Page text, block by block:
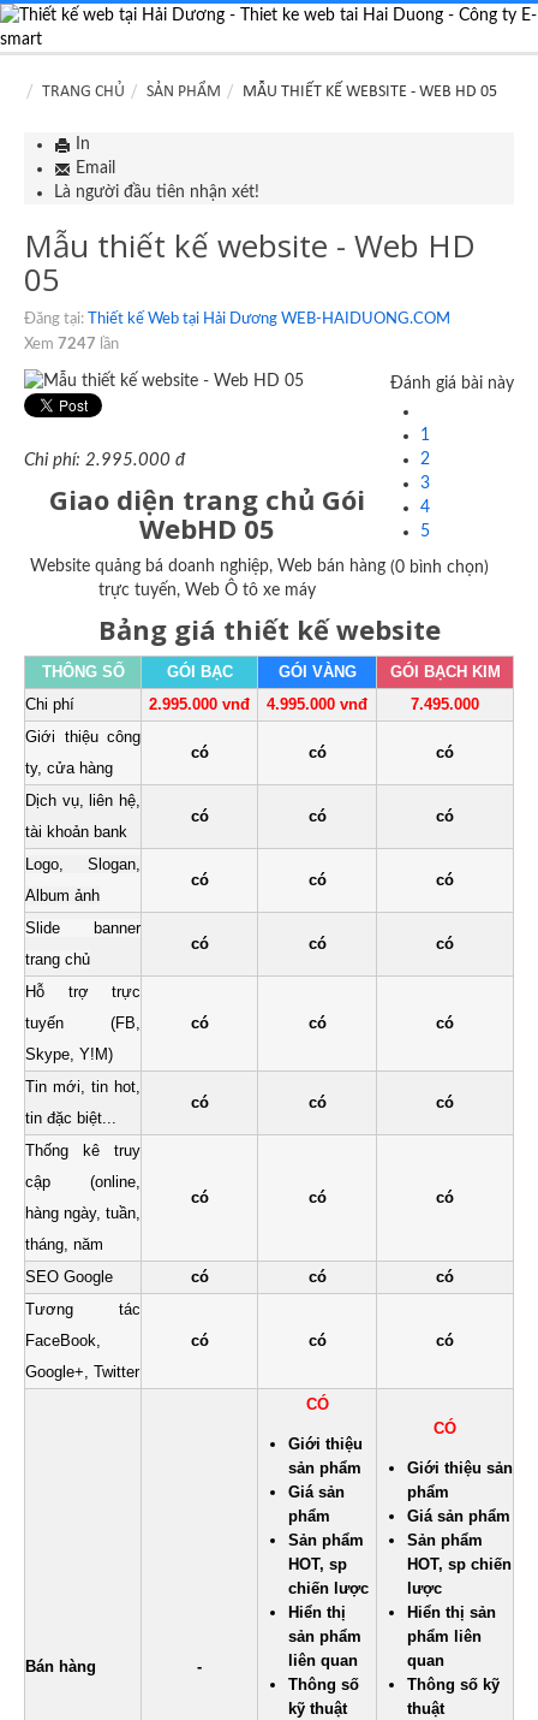
TRANG CHỦ SẢN PHẨM MẪU THIẾT KẾ WEBSITE - WEB HD 05
In
Email
Là người đầu tiên nhận xét!
Mẫu thiết kế website - Web HD
05
Đăng tại:
Thiết kế Web tại Hải Dương WEB-HAIDUONG.COM
Xem 7247 lần
Đánh giá bài này
1
2
3
4
5
(0 bình chọn)
Chi phí: 2.995.000 đ
Giao diện trang chủ Gói
WebHD 05
Website quảng bá doanh nghiệp, Web bán hàng
trực tuyến, Web Ô tô xe máy
Bảng giá thiết kế website
THÔNG SỐ GÓI BẠC GÓI VÀNG
GÓI BẠCH KIM
Chi phí
2.995.000 vnđ 4.995.000 vnđ
7.495.000
Giới thiệu công
ty, cửa hàng
có có có
Dịch vụ, liên hệ,
tài khoản bank
có có có
Logo, Slogan,
Album ảnh
có có có
Slide banner
trang chủ
có có có
Hỗ trợ trực
tuyến (FB,
Skype, Y!M)
có có có
Tin mới, tin hot,
tin đặc biệt...
có có có
Thống kê truy
cập (online,
hàng ngày, tuần,
tháng, năm
có có có
SEO Google có có
có
Tương tác
FaceBook,
Google+, Twitter
có có có
Bán hàng -
CÓ
Giới thiệu
sản phẩm
Giá sản
phẩm
Sản phẩm
HOT, sp
chiến lược
Hiển thị
sản phẩm
liên quan
Thông số
kỹ thuật
CÓ
Giới thiệu sản
phẩm
Giá sản phẩm
Sản phẩm
HOT, sp chiến
lược
Hiển thị sản
phẩm liên
quan
Thông số kỹ
thuật